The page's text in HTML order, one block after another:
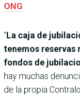
ONG
“La caja de
tenemos reservas
fondos de
hay muchas
de la propia